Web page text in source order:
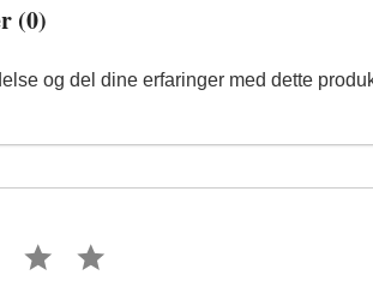
(0)
og del dine erfaringer med dette
4 star 5 star